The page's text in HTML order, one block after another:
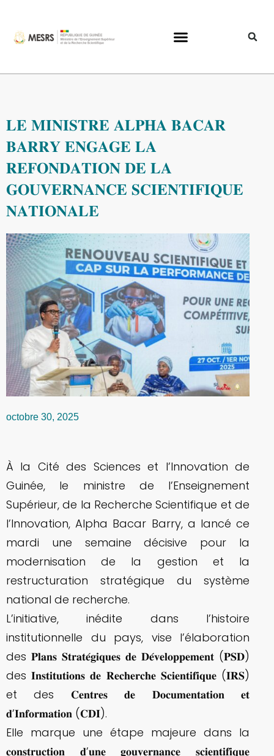
𝐋𝐄 𝐌𝐈𝐍𝐈𝐒𝐓𝐑𝐄 𝐀𝐋𝐏𝐇𝐀 𝐁𝐀𝐂𝐀𝐑
𝐁𝐀𝐑𝐑𝐘 𝐄𝐍𝐆𝐀𝐆𝐄 𝐋𝐀
𝐑𝐄𝐅𝐎𝐍𝐃𝐀𝐓𝐈𝐎𝐍 𝐃𝐄 𝐋𝐀
𝐆𝐎𝐔𝐕𝐄𝐑𝐍𝐀𝐍𝐂𝐄 𝐒𝐂𝐈𝐄𝐍𝐓𝐈𝐅𝐈𝐐𝐔𝐄
𝐍𝐀𝐓𝐈𝐎𝐍𝐀𝐋𝐄
octobre 30, 2025
À la Cité des Sciences et l’Innovation de
Guinée, le ministre de l’Enseignement
Supérieur, de la Recherche Scientifique et de
l’Innovation, Alpha Bacar Barry, a lancé ce
mardi une semaine décisive pour la
modernisation de la gestion et la
restructuration stratégique du système
national de recherche.
L’initiative, inédite dans l’histoire
institutionnelle du pays, vise l’élaboration
des 𝐏𝐥𝐚𝐧𝐬 𝐒𝐭𝐫𝐚𝐭𝐞́𝐠𝐢𝐪𝐮𝐞𝐬 𝐝𝐞 𝐃𝐞́𝐯𝐞𝐥𝐨𝐩𝐩𝐞𝐦𝐞𝐧𝐭 (𝐏𝐒𝐃)
des 𝐈𝐧𝐬𝐭𝐢𝐭𝐮𝐭𝐢𝐨𝐧𝐬 𝐝𝐞 𝐑𝐞𝐜𝐡𝐞𝐫𝐜𝐡𝐞 𝐒𝐜𝐢𝐞𝐧𝐭𝐢𝐟𝐢𝐪𝐮𝐞 (𝐈𝐑𝐒)
et des 𝐂𝐞𝐧𝐭𝐫𝐞𝐬 𝐝𝐞 𝐃𝐨𝐜𝐮𝐦𝐞𝐧𝐭𝐚𝐭𝐢𝐨𝐧 𝐞𝐭
𝐝’𝐈𝐧𝐟𝐨𝐫𝐦𝐚𝐭𝐢𝐨𝐧 (𝐂𝐃𝐈).
Elle marque une étape majeure dans la
𝐜𝐨𝐧𝐬𝐭𝐫𝐮𝐜𝐭𝐢𝐨𝐧 𝐝’𝐮𝐧𝐞 𝐠𝐨𝐮𝐯𝐞𝐫𝐧𝐚𝐧𝐜𝐞 𝐬𝐜𝐢𝐞𝐧𝐭𝐢𝐟𝐢𝐪𝐮𝐞